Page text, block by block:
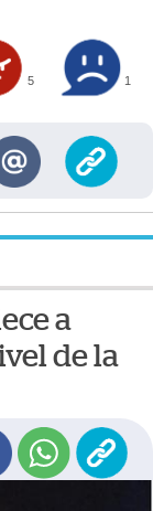
5 1
a
de la